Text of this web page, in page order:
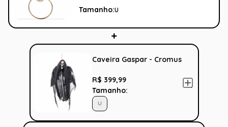
Tamanho:U
Caveira Gaspar - Cromus
R$ 399,99
Tamanho:
U